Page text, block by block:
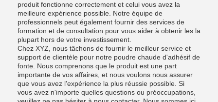
produit fonctionne correctement et celui vous avez la
meilleure expérience possible. Notre équipe de
professionnels peut également fournir des services de
formation et de consultation pour vous aider à obtenir les la
plupart hors de votre investissement.
Chez XYZ, nous tâchons de fournir le meilleur service et
support de clientèle pour notre poudre chaude d'adhésif de
fonte. Nous comprenons que le produit est une part
importante de vos affaires, et nous voulons nous assurer
que vous avez l'expérience la plus réussie possible. Si
vous avez n'importe quelles questions ou préoccupations,